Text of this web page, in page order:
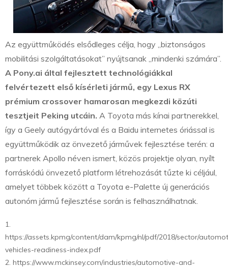
Az együttműködés elsődleges célja, hogy „biztonságos
mobilitási szolgáltatásokat” nyújtsanak „mindenki számára”.
A Pony.ai által fejlesztett technológiákkal
felvértezett első kísérleti jármű, egy Lexus RX
prémium crossover hamarosan megkezdi közúti
tesztjeit Peking utcáin. A Toyota más kínai partnerekkel,
így a Geely autógyártóval és a Baidu internetes óriással is
együttműködik az önvezető járművek fejlesztése terén: a
partnerek Apollo néven ismert, közös projektje olyan, nyílt
forráskódú önvezető platform létrehozását tűzte ki céljául,
amelyet többek között a Toyota e-Palette új generációs
autonóm jármű fejlesztése során is felhasználhatnak.
1.
https://assets.kpmg/content/dam/kpmg/nl/pdf/2018/sector/
vehicles-readiness-index.pdf
2. https://www.mckinsey.com/industries/automotive-and-